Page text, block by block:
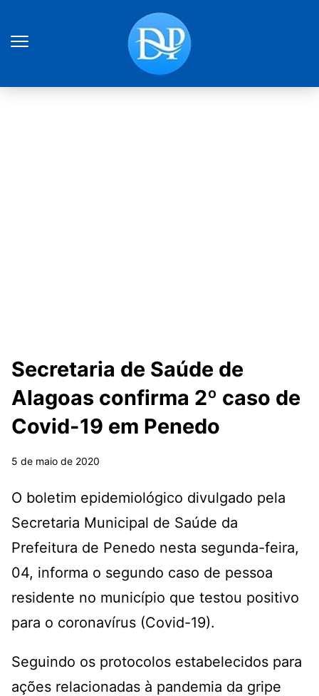
Secretaria de Saúde de
Alagoas confirma 2º caso de
Covid-19 em Penedo
5 de maio de 2020
O boletim epidemiológico divulgado pela
Secretaria Municipal de Saúde da
Prefeitura de Penedo nesta segunda-feira,
04, informa o segundo caso de pessoa
residente no município que testou positivo
para o coronavírus (Covid-19).
Seguindo os protocolos estabelecidos para
ações relacionadas à pandemia da gripe